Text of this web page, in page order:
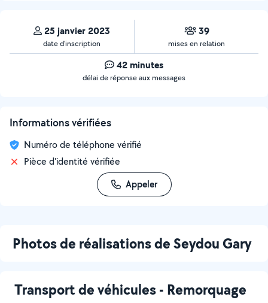
25 janvier 2023
date d’inscription
39
mises en relation
42 minutes
délai de réponse aux messages
Informations vérifiées
Numéro de téléphone vérifié
Pièce d'identité vérifiée
Appeler
Photos de réalisations de Seydou Gary
Transport de véhicules - Remorquage